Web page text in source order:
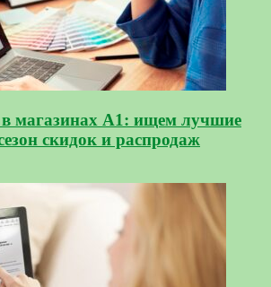
в магазинах А1: ищем лучшие
скидок и распродаж